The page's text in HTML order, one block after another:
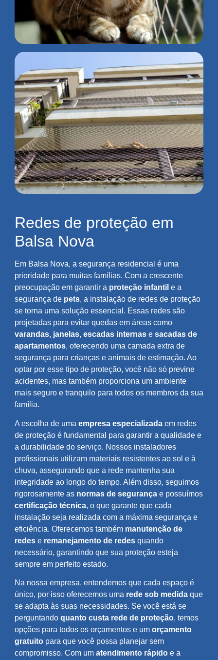
Redes de proteção em
Balsa Nova
Em Balsa Nova, a segurança residencial é uma
prioridade para muitas famílias. Com a crescente
preocupação em garantir a proteção infantil e a
segurança de pets, a instalação de redes de proteção
se torna uma solução essencial. Essas redes são
projetadas para evitar quedas em áreas como
varandas, janelas, escadas internas e sacadas de
apartamentos, oferecendo uma camada extra de
segurança para crianças e animais de estimação. Ao
optar por esse tipo de proteção, você não só previne
acidentes, mas também proporciona um ambiente
mais seguro e tranquilo para todos os membros da sua
família.
A escolha de uma empresa especializada em redes
de proteção é fundamental para garantir a qualidade e
a durabilidade do serviço. Nossos instaladores
profissionais utilizam materiais resistentes ao sol e à
chuva, assegurando que a rede mantenha sua
integridade ao longo do tempo. Além disso, seguimos
rigorosamente as normas de segurança e possuímos
certificação técnica, o que garante que cada
instalação seja realizada com a máxima segurança e
eficiência. Oferecemos também manutenção de
redes e remanejamento de redes quando
necessário, garantindo que sua proteção esteja
sempre em perfeito estado.
Na nossa empresa, entendemos que cada espaço é
único, por isso oferecemos uma rede sob medida que
se adapta às suas necessidades. Se você está se
perguntando quanto custa rede de proteção, temos
opções para todos os orçamentos e um orçamento
gratuito para que você possa planejar sem
compromisso. Com um atendimento rápido e a